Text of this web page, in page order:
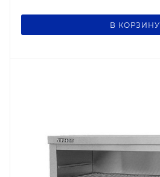
В КОРЗИНУ